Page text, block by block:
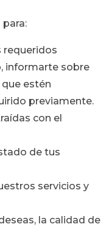
para:
requeridos
informarte sobre
estén
previamente.
con el
de tus
servicios y
la calidad de